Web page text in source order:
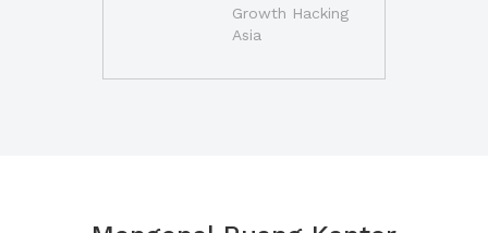
Growth Hacking
Asia